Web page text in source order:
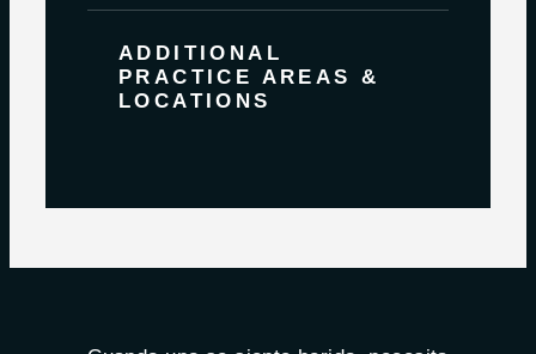
ADDITIONAL
PRACTICE AREAS &
LOCATIONS